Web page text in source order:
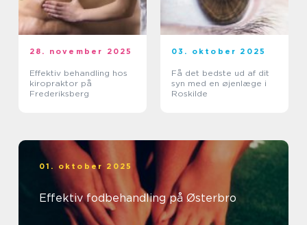
28. november 2025
Effektiv behandling hos
kiropraktor på
Frederiksberg
03. oktober 2025
Få det bedste ud af dit
syn med en øjenlæge i
Roskilde
01. oktober 2025
Effektiv fodbehandling på Østerbro